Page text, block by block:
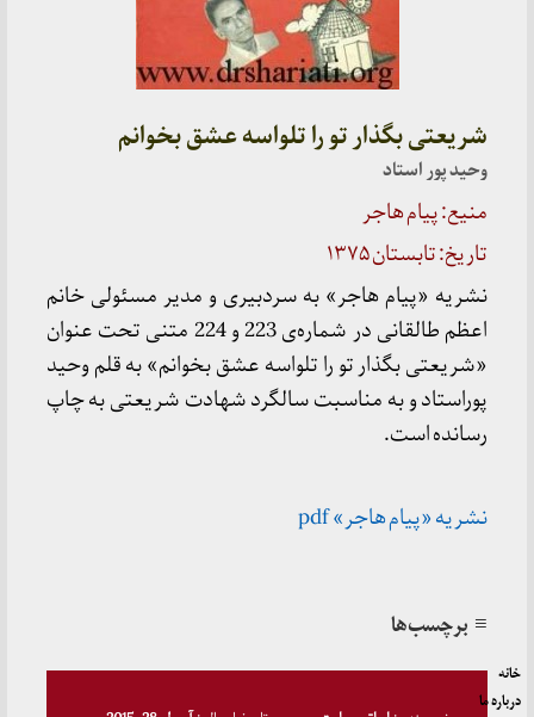
شریعتی بگذار تو را تلواسه عشق بخوانم
وحید پور استاد
منیع: پیام هاجر
تاریخ: تابستان ۱۳۷۵
نشریه «پیام هاجر» به سردبیری و مدیر مسئولی خانم
اعظم طالقانی در شماره‌ی 223 و 224 متنی تحت عنوان
«شریعتی بگذار تو را تلواسه عشق بخوانم» به قلم وحید
پوراستاد و به مناسبت سالگرد شهادت شریعتی به چاپ
رسانده است.
نشریه «پیام هاجر» pdf
≡ برچسب‌ها
خانه
درباره ما